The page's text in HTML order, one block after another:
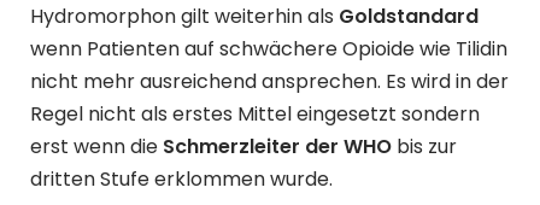
Hydromorphon gilt weiterhin als Goldstandard
wenn Patienten auf schwächere Opioide wie Tilidin
nicht mehr ausreichend ansprechen. Es wird in der
Regel nicht als erstes Mittel eingesetzt sondern
erst wenn die Schmerzleiter der WHO bis zur
dritten Stufe erklommen wurde.